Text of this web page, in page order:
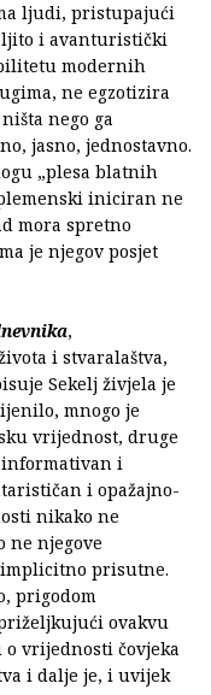
ljudi, pristupajući
i avanturistički
modernih
ne egzotizira
nego ga
jasno, jednostavno.
„plesa blatnih
iniciran ne
mora spretno
je njegov posjet
,
i stvaralaštva,
Sekelj živjela je
mnogo je
vrijednost, druge
informativan i
i opažajno-
nikako ne
ne njegove
prisutne.
prigodom
ovakvu
vrijednosti čovjeka
i dalje je, i uvijek